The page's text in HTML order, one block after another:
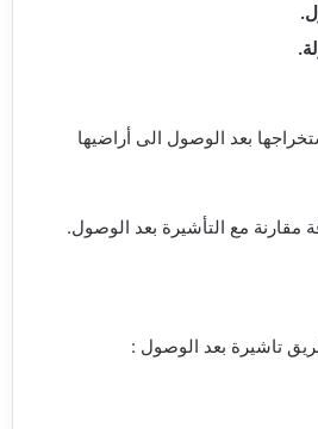
بعد الوصول الى أراضيها
مع التأشيرة بعد الوصول.
تاشيرة بعد الوصول :